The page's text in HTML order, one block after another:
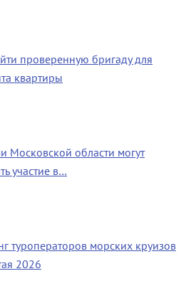
проверенную бригаду для
квартиры
Московской области могут
участие в…
туроператоров морских круизов
2026